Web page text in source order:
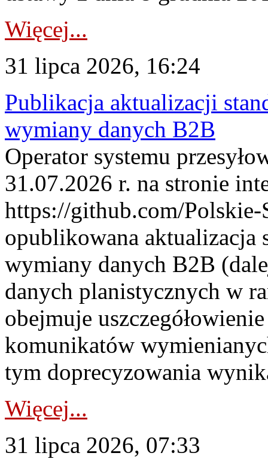
Więcej...
31 lipca 2026, 16:24
Publikacja aktualizacji
wymiany danych B2B
Operator systemu
31.07.2026 r. na stronie
https://github.com/Polskie-
opublikowana aktualizacja
wymiany danych B2B
danych planistycznych w
obejmuje
komunikatów
tym doprecyzowania
Więcej...
31 lipca 2026, 07:33